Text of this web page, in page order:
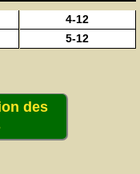
4-12
5-12
des